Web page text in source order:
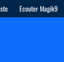
Ecouter Magik9